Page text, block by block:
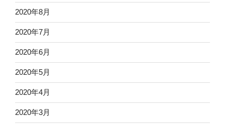
2020年8月
2020年7月
2020年6月
2020年5月
2020年4月
2020年3月